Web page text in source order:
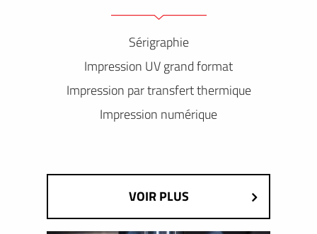
Sérigraphie
Impression UV grand format
Impression par transfert thermique
Impression numérique
VOIR PLUS